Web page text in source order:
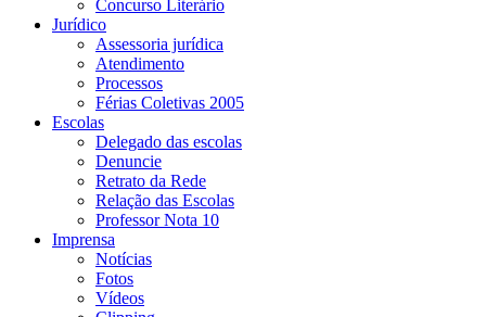
Concurso Literário
Jurídico
Assessoria jurídica
Atendimento
Processos
Férias Coletivas 2005
Escolas
Delegado das escolas
Denuncie
Retrato da Rede
Relação das Escolas
Professor Nota 10
Imprensa
Notícias
Fotos
Vídeos